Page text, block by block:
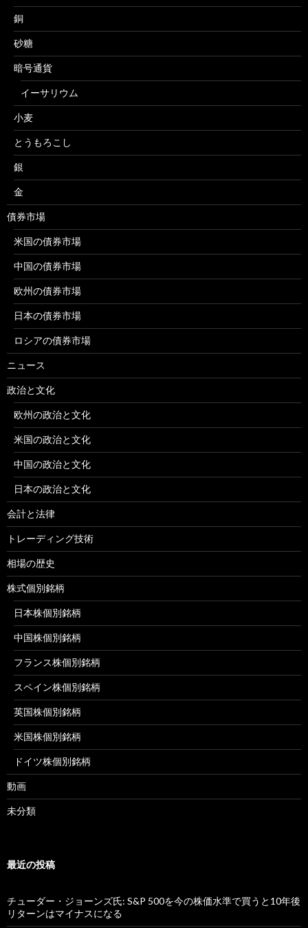
銅
砂糖
暗号通貨
イーサリウム
小麦
とうもろこし
銀
金
債券市場
米国の債券市場
中国の債券市場
欧州の債券市場
日本の債券市場
ロシアの債券市場
ニュース
政治と文化
欧州の政治と文化
米国の政治と文化
中国の政治と文化
日本の政治と文化
会計と法律
トレーディング技術
相場の歴史
株式個別銘柄
日本株個別銘柄
中国株個別銘柄
フランス株個別銘柄
スペイン株個別銘柄
英国株個別銘柄
米国株個別銘柄
ドイツ株個別銘柄
動画
未分類
最近の投稿
チューダー・ジョーンズ氏: S&P 500を今の株価水準で買うと10年後
リターンはマイナスになる